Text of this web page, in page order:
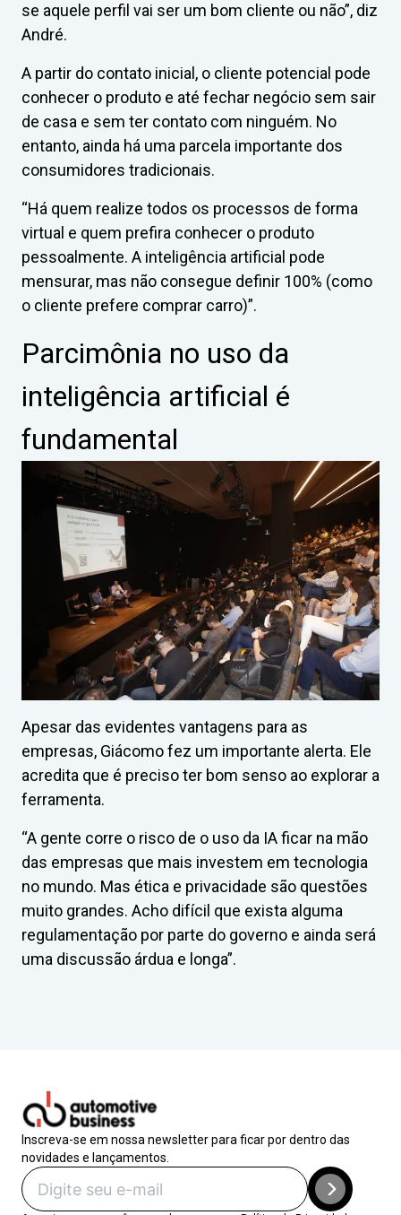
se aquele perfil vai ser um bom cliente ou não”, diz
André.
A partir do contato inicial, o cliente potencial pode
conhecer o produto e até fechar negócio sem sair
de casa e sem ter contato com ninguém. No
entanto, ainda há uma parcela importante dos
consumidores tradicionais.
“Há quem realize todos os processos de forma
virtual e quem prefira conhecer o produto
pessoalmente. A inteligência artificial pode
mensurar, mas não consegue definir 100% (como
o cliente prefere comprar carro)”.
Parcimônia no uso da
inteligência artificial é
fundamental
Apesar das evidentes vantagens para as
empresas, Giácomo fez um importante alerta. Ele
acredita que é preciso ter bom senso ao explorar a
ferramenta.
“A gente corre o risco de o uso da IA ficar na mão
das empresas que mais investem em tecnologia
no mundo. Mas ética e privacidade são questões
muito grandes. Acho difícil que exista alguma
regulamentação por parte do governo e ainda será
uma discussão árdua e longa”.
Inscreva-se em nossa newsletter para ficar por dentro das
novidades e lançamentos.